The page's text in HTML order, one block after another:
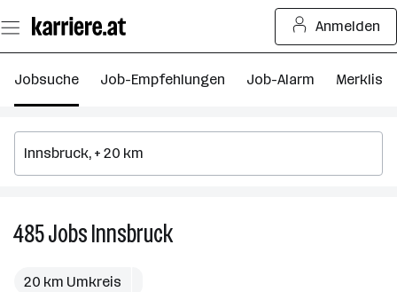
Seiteninhalt
springen
Anmelden
Jobsuche Job-Empfehlungen Job-Alarm Merkliste
485JobsInnsbruck485
20 km Umkreis